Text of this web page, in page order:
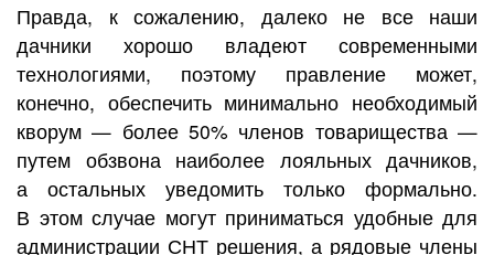
Правда, к сожалению, далеко не все наши
дачники хорошо владеют современными
технологиями, поэтому правление может,
конечно, обеспечить минимально необходимый
кворум — более 50% членов товарищества —
путем обзвона наиболее лояльных дачников,
а остальных уведомить только формально.
В этом случае могут приниматься удобные для
администрации СНТ решения, а рядовые члены